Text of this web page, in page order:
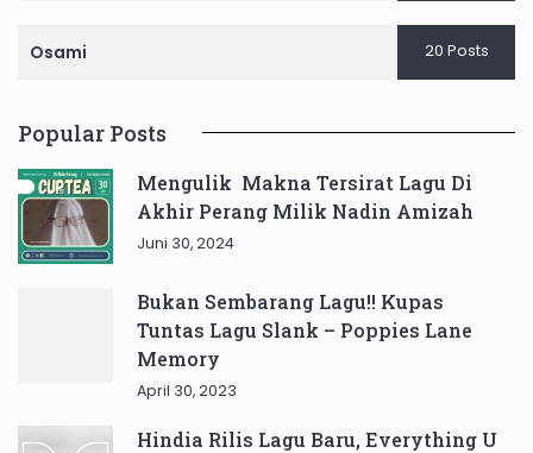
Osami 20 Posts
Popular Posts
Mengulik Makna Tersirat Lagu Di
Akhir Perang Milik Nadin Amizah
Juni 30, 2024
Bukan Sembarang Lagu!! Kupas
Tuntas Lagu Slank – Poppies Lane
Memory
April 30, 2023
Hindia Rilis Lagu Baru, Everything U